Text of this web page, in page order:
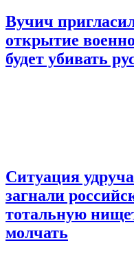
Вучич
открытие
будет убивать
Ситуация
загнали
тотальную
молчать